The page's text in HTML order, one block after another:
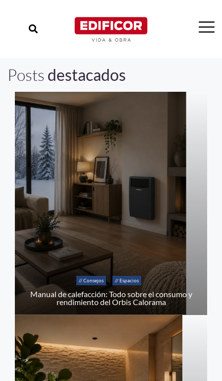
Posts destacados
// Consejos // Espacios
Manual de calefacción: Todo sobre el consumo y
rendimiento del Orbis Calorama